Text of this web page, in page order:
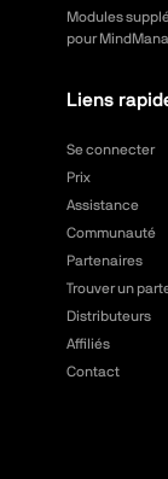
Modules
pour
Liens
Se connecter
Prix
Assistance
Communauté
Partenaires
Trouver un
Distributeurs
Affiliés
Contact